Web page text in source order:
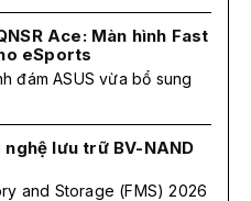
Ace: Màn hình Fast
eSports
đám ASUS vừa bổ sung
lưu trữ BV-NAND
and Storage (FMS) 2026